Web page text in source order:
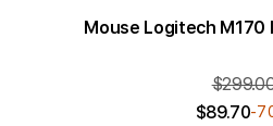
Mouse Logitech M170
$89.70-